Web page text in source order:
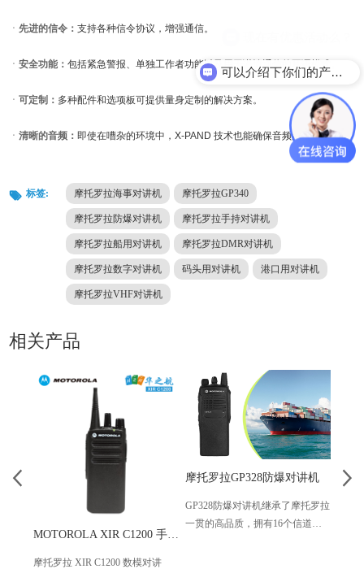
ㆍ先进的信令：支持各种信令协议，增强通信。
ㆍ安全功能：包括紧急警报、单独工作者功能以及用于谨慎通信的耳语模式。
ㆍ可定制： 多种配件和选项板可提供量身定制的解决方案。
ㆍ清晰的音频： 即使在嘈杂的环境中，X-PAND 技术也能确保音频清晰明快。
标签: 摩托罗拉海事对讲机 摩托罗拉GP340
摩托罗拉防爆对讲机 摩托罗拉手持对讲机
摩托罗拉船用对讲机 摩托罗拉DMR对讲机
摩托罗拉数字对讲机 码头用对讲机 港口用对讲机
摩托罗拉VHF对讲机
相关产品
摩托罗拉 XIR C1200 数模对讲
摩托罗拉GP328防爆对讲机
GP328防爆对讲机继承了摩托罗拉
一贯的高品质，拥有16个信道，
可以介绍下你们的产品么？